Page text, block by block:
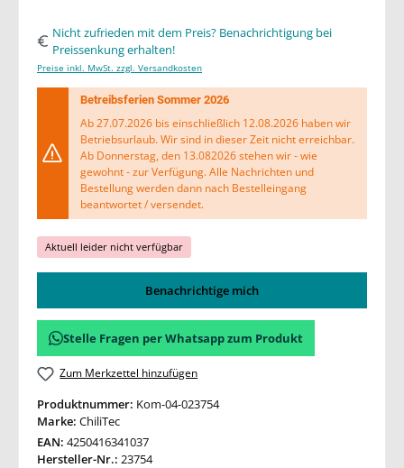
Nicht zufrieden mit dem Preis? Benachrichtigung bei
Preissenkung erhalten!
Preise inkl. MwSt. zzgl. Versandkosten
Betreibsferien Sommer 2026
Ab 27.07.2026 bis einschließlich 12.08.2026 haben wir
Betriebsurlaub. Wir sind in dieser Zeit nicht erreichbar.
Ab Donnerstag, den 13.082026 stehen wir - wie
gewohnt - zur Verfügung. Alle Nachrichten und
Bestellung werden dann nach Bestelleingang
beantwortet / versendet.
Aktuell leider nicht verfügbar
Benachrichtige mich
Stelle Fragen per Whatsapp zum Produkt
Zum Merkzettel hinzufügen
Produktnummer: Kom-04-023754
Marke: ChiliTec
EAN: 4250416341037
Hersteller-Nr.: 23754